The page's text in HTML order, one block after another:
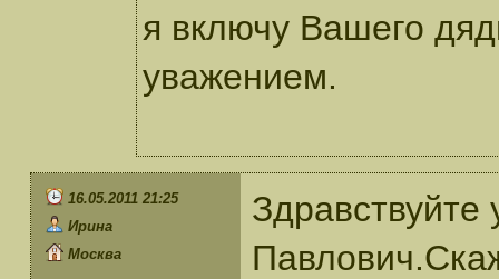
я включу Вашего
уважением.
16.05.2011 21:25
Ирина
Москва